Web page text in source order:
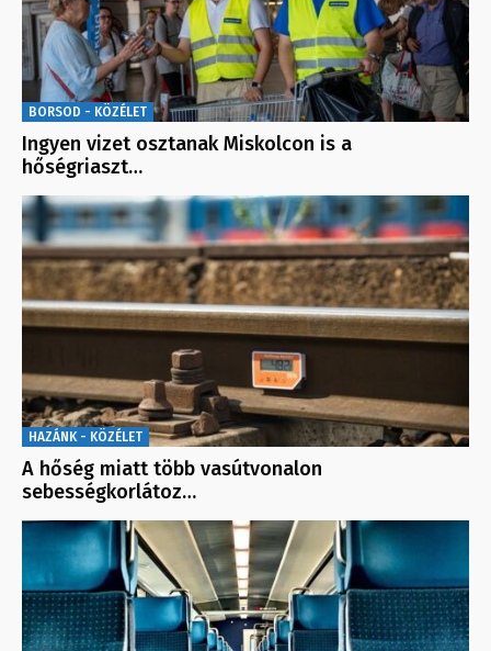
BORSOD - KÖZÉLET
Ingyen vizet osztanak Miskolcon is a
hőségriaszt…
HAZÁNK - KÖZÉLET
A hőség miatt több vasútvonalon
sebességkorlátoz…